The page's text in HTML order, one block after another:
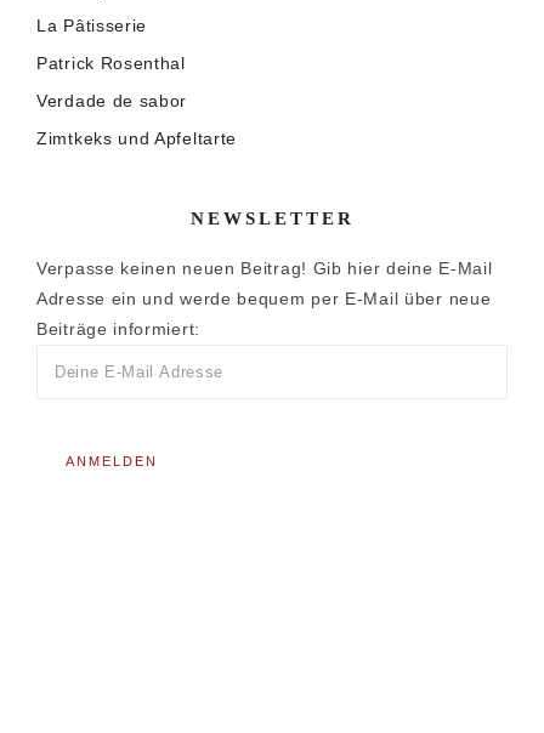
La Pâtisserie
Patrick Rosenthal
Verdade de sabor
Zimtkeks und Apfeltarte
NEWSLETTER
Verpasse keinen neuen Beitrag! Gib hier deine E-Mail
Adresse ein und werde bequem per E-Mail über neue
Beiträge informiert: